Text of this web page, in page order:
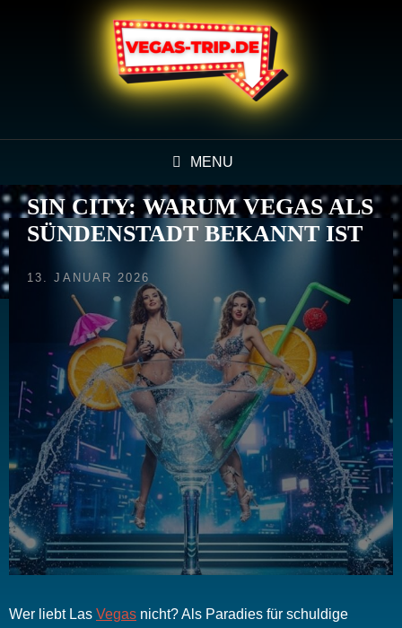
MENU
SIN CITY: WARUM VEGAS ALS
SÜNDENSTADT BEKANNT IST
POSTED
13. JANUAR 2026
Wer liebt Las Vegas nicht? Als Paradies für schuldige